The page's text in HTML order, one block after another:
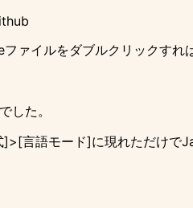
ァイルをダブルクリックす
した。
言語モード]に現れただけで